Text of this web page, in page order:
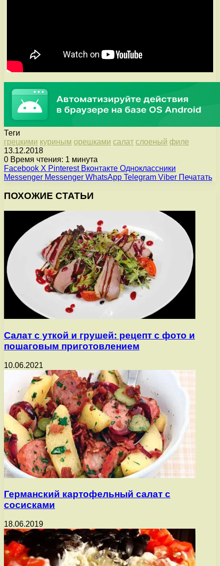
Теги
грецкими куриным орешками салат слоеный филе
13.12.2018
0 Время чтения: 1 минута
Facebook X Pinterest Вконтакте Одноклассники
Messenger Messenger WhatsApp Telegram Viber Печатать
ПОХОЖИЕ СТАТЬИ
Салат с уткой и грушей: рецепт с фото и
пошаговым приготовлением
10.06.2021
Германский картофельный салат с
сосисками
18.06.2019